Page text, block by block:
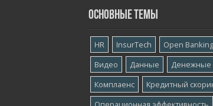
Основные темы
HR InsurTech Open Banking
Видео
Данные Денежные
Комплаенс
Кредитный